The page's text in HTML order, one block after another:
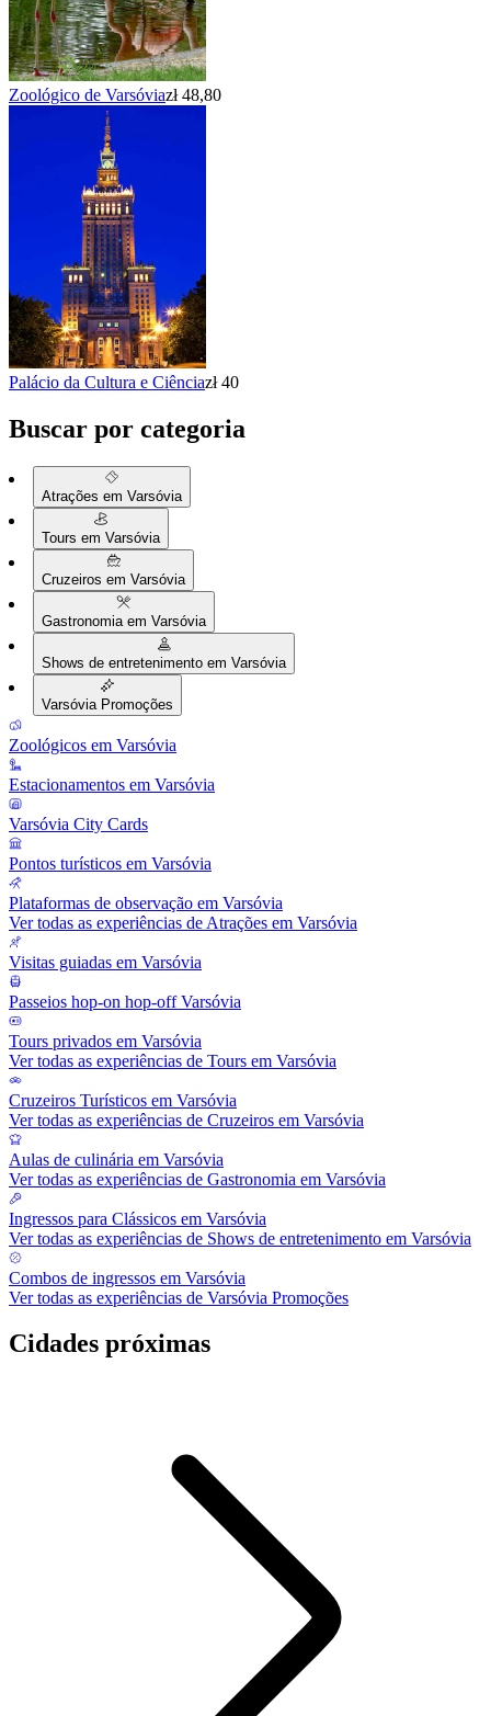
Zoológico de Varsóviazł 48,80
Palácio da Cultura e Ciênciazł 40
Buscar por categoria
Atrações em Varsóvia
Tours em Varsóvia
Cruzeiros em Varsóvia
Gastronomia em Varsóvia
Shows de entretenimento em Varsóvia
Varsóvia Promoções
Zoológicos em Varsóvia
Estacionamentos em Varsóvia
Varsóvia City Cards
Pontos turísticos em Varsóvia
Plataformas de observação em Varsóvia
Ver todas as experiências de Atrações em Varsóvia
Visitas guiadas em Varsóvia
Passeios hop-on hop-off Varsóvia
Tours privados em Varsóvia
Ver todas as experiências de Tours em Varsóvia
Cruzeiros Turísticos em Varsóvia
Ver todas as experiências de Cruzeiros em Varsóvia
Aulas de culinária em Varsóvia
Ver todas as experiências de Gastronomia em Varsóvia
Ingressos para Clássicos em Varsóvia
Ver todas as experiências de Shows de entretenimento em Varsóvia
Combos de ingressos em Varsóvia
Ver todas as experiências de Varsóvia Promoções
Cidades próximas